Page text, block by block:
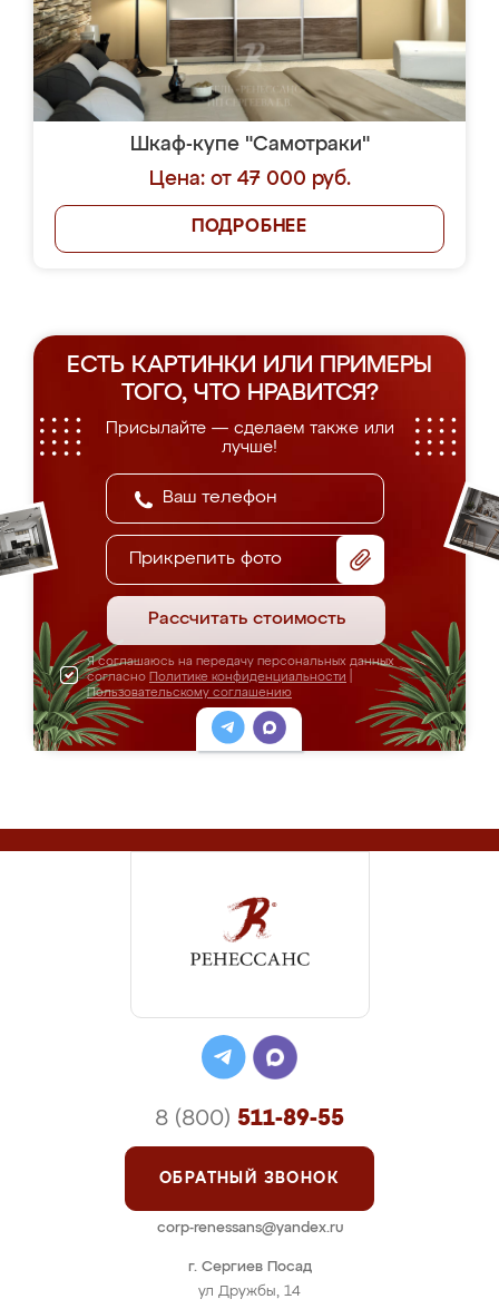
Шкаф-купе "Самотраки"
Цена: от 47 000 руб.
ПОДРОБНЕЕ
ЕСТЬ КАРТИНКИ ИЛИ ПРИМЕРЫ
ТОГО, ЧТО НРАВИТСЯ?
Присылайте — сделаем также или
лучше!
Прикрепить фото
Рассчитать стоимость
Я соглашаюсь на передачу персональных данных
согласно Политике конфиденциальности
Пользовательскому соглашению
г. Сергиев Посад
ул Дружбы, 14
8 (800) 511-89-55
ОБРАТНЫЙ ЗВОНОК
corp-renessans@yandex.ru